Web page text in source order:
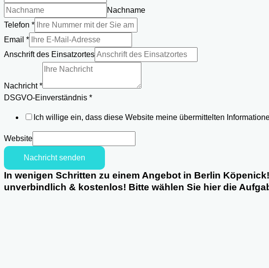
Nachname
Telefon *
Email *
Anschrift des Einsatzortes
Nachricht*
Telefon
Name
DSGVO-Einverständnis *
Ich willige ein, dass diese Website meine übermittelten
Website
Nachricht senden
In wenigen Schritten zu einem Angebot in Berlin Köpenick!
unverbindlich & kostenlos! Bitte wählen Sie hier die